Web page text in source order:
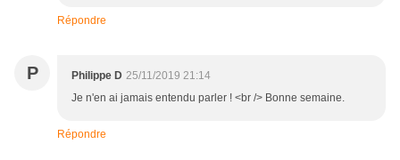
Répondre
P Philippe D 25/11/2019 21:14
Je n'en ai jamais entendu parler ! <br /> Bonne semaine.
Répondre